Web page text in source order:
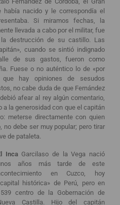
nacido y le correspondía el
Si miramos fechas, la
llevada a cabo por el militar, fue
destrucción de su castillo. Las
cuando se sintió indignado
de sus gastos, fueron como
Fuese o no auténtico lo de «por
hay opiniones de sesudos
no cabe duda de que Fernández
afear al rey algún comentario,
la generosidad con que el capitán
meterse directamente con quien
no debe ser muy popular; pero tirar
de pataleta.
IncaGarcilaso de la Vega nació
años más tarde de este
en Cuzco, hoy
histórica» de Perú, pero en
centro de la Gobernación de
Castilla. Hijo del capitán